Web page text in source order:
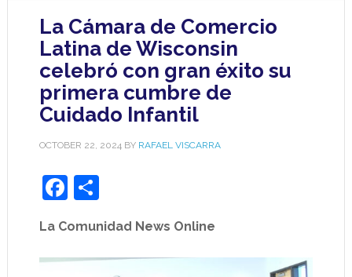
La Cámara de Comercio
Latina de Wisconsin
celebró con gran éxito su
primera cumbre de
Cuidado Infantil
OCTOBER 22, 2024BY RAFAEL VISCARRA
Facebook
Share
La Comunidad News Online